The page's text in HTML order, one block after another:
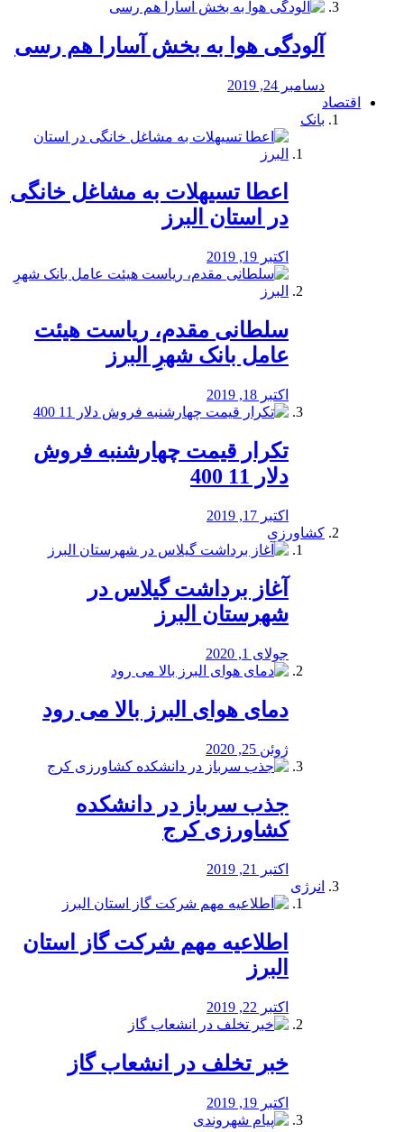
آلودگی هوا به بخش آسارا هم رسی
دسامبر 24, 2019
اقتصاد
بانک
️اعطا تسیهلات به مشاغل خانگی
در استان البرز
اکتبر 19, 2019
سلطانی مقدم، ریاست هیئت
عامل بانک شهرِ البرز
اکتبر 18, 2019
تکرار قیمت چهارشنبه فروش
دلار 11 400
اکتبر 17, 2019
کشاورزی
آغاز برداشت گیلاس در
شهرستان البرز
جولای 1, 2020
دمای هوای البرز بالا می رود
ژوئن 25, 2020
جذب سرباز در دانشکده
کشاورزی کرج
اکتبر 21, 2019
انرژی
️اطلاعیه مهم شرکت گاز استان
البرز
اکتبر 22, 2019
خبر تخلف در انشعاب گاز
اکتبر 19, 2019